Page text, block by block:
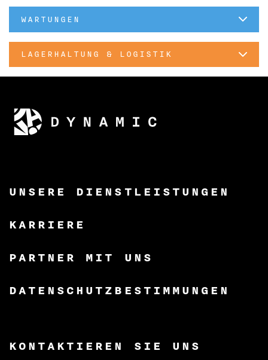
WARTUNGEN
LAGERHALTUNG & LOGISTIK
UNSERE DIENSTLEISTUNGEN
KARRIERE
PARTNER MIT UNS
DATENSCHUTZBESTIMMUNGEN
KONTAKTIEREN SIE UNS